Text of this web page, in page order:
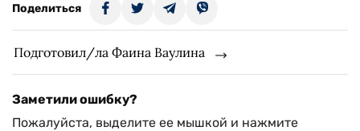
Поделиться
Подготовил/ла Фаина Ваулина
Заметили ошибку?
Пожалуйста, выделите ее мышкой и нажмите